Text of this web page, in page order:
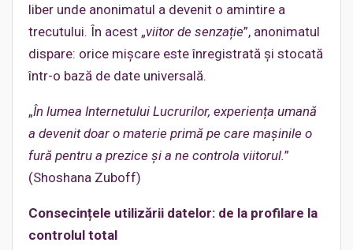
liber unde anonimatul a devenit o amintire a
trecutului. În acest „viitor de senzație”, anonimatul
dispare: orice mișcare este înregistrată și stocată
într-o bază de date universală.
„În lumea Internetului Lucrurilor, experiența umană
a devenit doar o materie primă pe care mașinile o
fură pentru a prezice și a ne controla viitorul.”
(Shoshana Zuboff)
Consecințele utilizării datelor: de la profilare la
controlul total